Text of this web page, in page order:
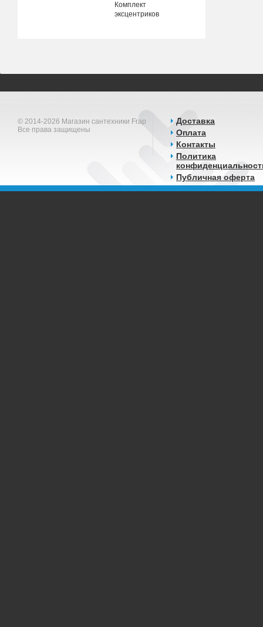
Комплект
эксцентриков
© 2014-2026 Магазин сантехники Frap
Все права защищены
Доставка
Оплата
Контакты
Политика
Публичная оферта